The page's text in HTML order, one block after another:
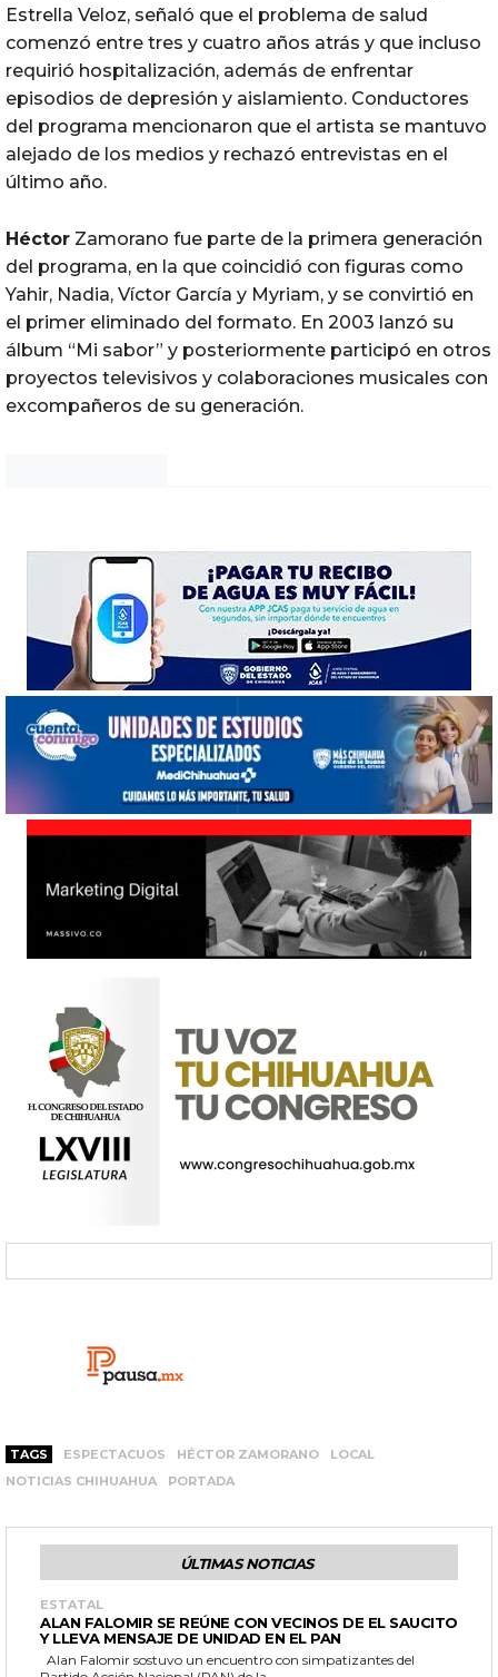
Estrella Veloz, señaló que el problema de salud
comenzó entre tres y cuatro años atrás y que incluso
requirió hospitalización, además de enfrentar
episodios de depresión y aislamiento. Conductores
del programa mencionaron que el artista se mantuvo
alejado de los medios y rechazó entrevistas en el
último año.
Héctor Zamorano fue parte de la primera generación
del programa, en la que coincidió con figuras como
Yahir, Nadia, Víctor García y Myriam, y se convirtió en
el primer eliminado del formato. En 2003 lanzó su
álbum “Mi sabor” y posteriormente participó en otros
proyectos televisivos y colaboraciones musicales con
excompañeros de su generación.
TAGS ESPECTACUOS HÉCTOR ZAMORANO
LOCAL
NOTICIAS CHIHUAHUA
PORTADA
ÚLTIMAS NOTICIAS
ESTATAL
ALAN FALOMIR SE REÚNE CON VECINOS DE EL SAUCITO
Y LLEVA MENSAJE DE UNIDAD EN EL PAN